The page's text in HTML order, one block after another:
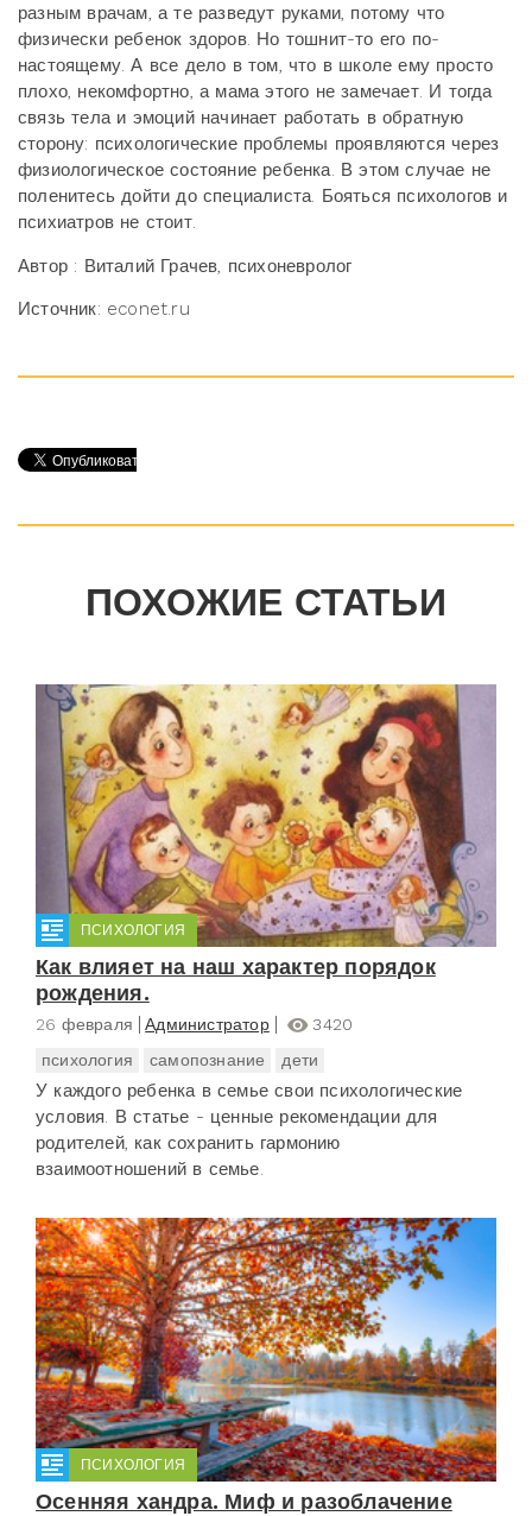
разным врачам, а те разведут руками, потому что
физически ребенок здоров. Но тошнит-то его по-
настоящему. А все дело в том, что в школе ему просто
плохо, некомфортно, а мама этого не замечает. И тогда
связь тела и эмоций начинает работать в обратную
сторону: психологические проблемы проявляются через
физиологическое состояние ребенка. В этом случае не
поленитесь дойти до специалиста. Бояться психологов и
психиатров не стоит.
Автор : Виталий Грачев, психоневролог
Источник: econet.ru
ПОХОЖИЕ СТАТЬИ
ПСИХОЛОГИЯ
Как влияет на наш характер порядок
рождения.
26 февраля Администратор
3420
психология
самопознание дети
У каждого ребенка в семье свои психологические
условия. В статье - ценные рекомендации для
родителей, как сохранить гармонию
взаимоотношений в семье.
ПСИХОЛОГИЯ
Осенняя хандра. Миф и разоблачение